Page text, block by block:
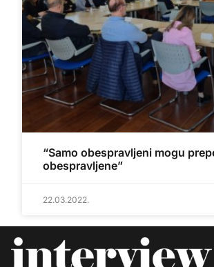
“Samo obespravljeni mogu
obespravljene”
22.03.2022.